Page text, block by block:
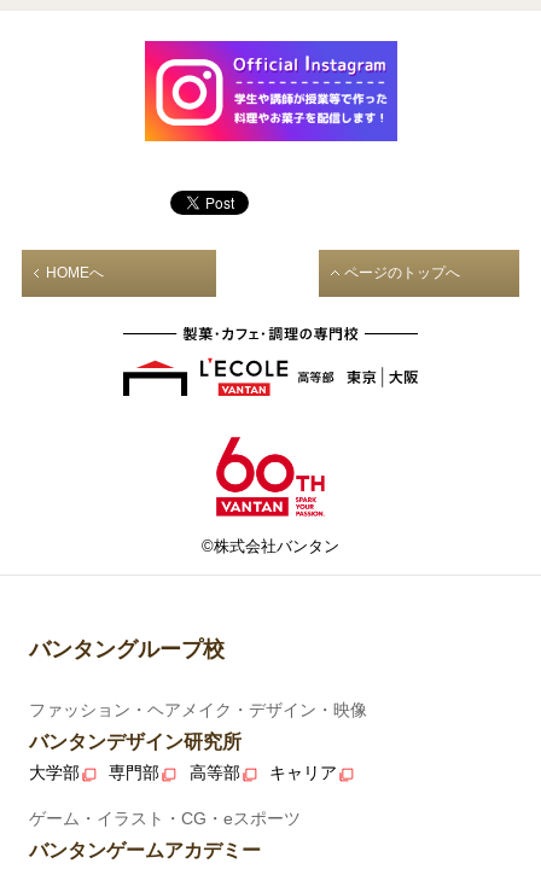
HOMEへ ページのトップへ
©株式会社バンタン
バンタングループ校
ファッション・ヘアメイク・デザイン・映像
バンタンデザイン研究所
大学部 専門部 高等部 キャリア
ゲーム・イラスト・CG・eスポーツ
バンタンゲームアカデミー